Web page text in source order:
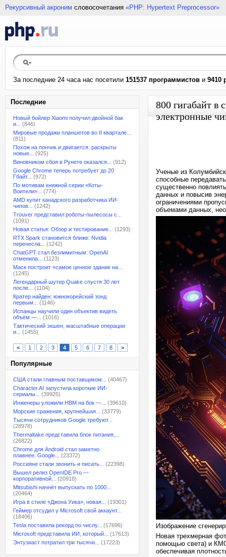
Рекурсивный акроним словосочетания «PHP: Hypertext Preprocessor»
За последние 24 часа нас посетили 151537 программистов и 9410
Последние
Новый бойлер Xiaomi получил двойной бак
и...
(846)
Мировые продажи планшетов во II квартале...
(811)
Похож на пончик и двигается: раскрыты
новые...
(925)
Виновником сбоя в Рунете оказался...
(912)
Google Chrome теперь потребует до 20
Гбайт...
(972)
По мотивам книжной серии «Коты-
Воители»...
(774)
AMD купит канадского разработчика ИИ-
чипов...
(1242)
Trouver представил роботы-пылесосы с...
(1091)
Новая статья: Обзор и тестирование...
(1293)
RTX Spark становится ближе: Nvidia
перенесла...
(1242)
ChatGPT стал безлимитным: OpenAI
отменила...
(1123)
Маск построит «самое ценное здание на...
(1245)
Легендарный шутер Quake спустя 30 лет
после...
(1104)
Кратер найден: южнокорейский зонд
первым...
(1146)
Испанцы научили один объектив видеть
объём —...
(1016)
Тактический экшен, масштабные операции
и...
(1455)
< 1 2 3 4 5 6 7 8 >
Популярные
США стали главным поставщиком...
(40467)
Character.AI запустила короткие ИИ-
сериалы...
(39925)
Инженеры уложили HBM на бок —...
(39610)
Морские сражения, крупнейшая...
(33779)
Тысячи сотрудников Google требуют...
(28978)
Thermaltake представила блок питания,...
(26822)
Chrome для Android стал заметно
плавнее: Google...
(23372)
Россияне стали звонить и писать...
(22398)
Вышел релиз OpenIDE Pro —
корпоративной...
(20918)
Mitsubishi начнёт выпускать по 1000...
(20464)
Игра в стиле «Джона Уика», новая...
(19301)
Геймер отсудил у Microsoft свой аккаунт...
(18406)
Tesla поставила рекорд по числу...
(17696)
Microsoft представила ИИ, который...
(17613)
Энтузиаст потратил три тысячи...
(17223)
800 гигабайт в
электронные
Ученые из
способные
существенно
данных и повысив
ограничениями
объемами данных,
Изображение
Новая трехмерная
помощью света) и
обеспечивая